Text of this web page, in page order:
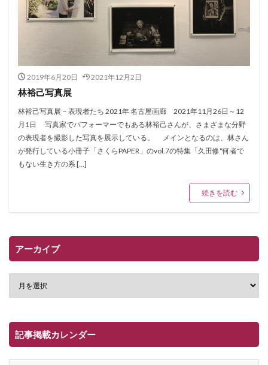
2019年6月20日 2021年12月2日
林裕己写真展
林裕己写真展－表現者たち 2021年 名古屋画廊 2021年11月26日～12
月1日 写真家でパフォーマーでもある林裕己さんが、さまざまな分野
の表現者を撮影した写真を展示している。 メインとなるのは、林さん
が発行している小冊子「さくらPAPER」のvol.7の特集「久田修“何者で
もない生き方の系 […]
続きを読む
アーカイブ
記事掲載カレンダー